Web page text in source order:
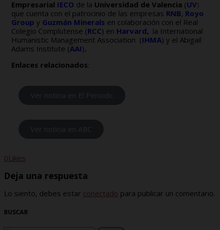
Empresarial IECO de la Universidad de Valencia (UV)
que cuenta con el patrocinio de las empresas RNB, Royo
Group y Guzmán Minerals en colaboración con el Real
Colegio Complutense (RCC) en Harvard, la International
Humanistic Management Association (IHMA) y el Abigail
Adams Institute (AAI).
Enlaces relacionados:
0Likes
Deja una respuesta
Lo siento, debes estar conectado para publicar un comentario.
BUSCAR